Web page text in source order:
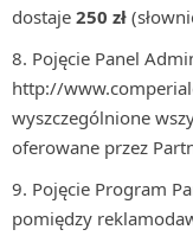
dostaje 250 zł
Pojęcie Panel
http://
wyszczególnione
oferowane przez
Pojęcie Program
pomiędzy